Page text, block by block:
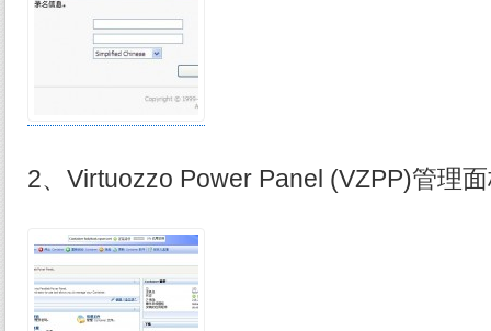
2、Virtuozzo Power Panel (VZPP)管理